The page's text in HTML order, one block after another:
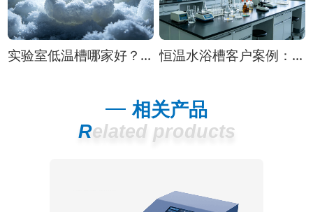
实验室低温槽哪家好？三个真实使用案例告诉你 恒温水浴槽客户案例：三方实验室的真实使用反馈
相关产品
Related products